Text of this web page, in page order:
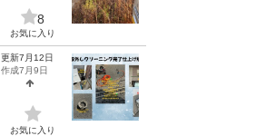
8
お気に入り
更新7月12日
作成7月9日
お気に入り